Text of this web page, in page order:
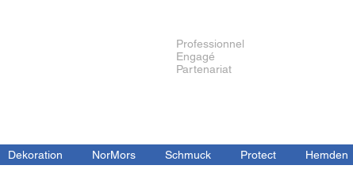
Professionnel
Engagé
Partenariat
Dekoration NorMors Schmuck Protect Hemden